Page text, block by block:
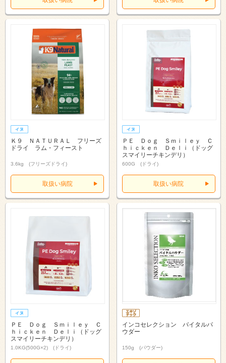
Ｋ９ ＮＡＴＵＲＡＬ フリーズ
ドライ ラム・フィースト
3.6kg (フリーズドライ)
取扱い病院
ＰＥ Ｄｏｇ Ｓｍｉｌｅｙ Ｃ
ｈｉｃｋｅｎ Ｄｅｌｉ（ドッグ
スマイリーチキンデリ）
600G (ドライ)
取扱い病院
ＰＥ Ｄｏｇ Ｓｍｉｌｅｙ Ｃ
ｈｉｃｋｅｎ Ｄｅｌｉ（ドッグ
スマイリーチキンデリ）
1.0KG(500G×2) (ドライ)
インコセレクション バイタルパ
ウダー
150g (パウダー)